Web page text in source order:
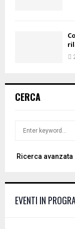
CERCA
r
o
Ricerca avanzata
EVENTI IN